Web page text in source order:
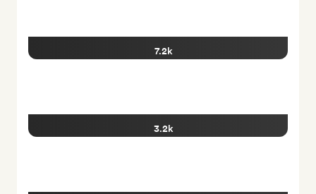
7.2k
3.2k